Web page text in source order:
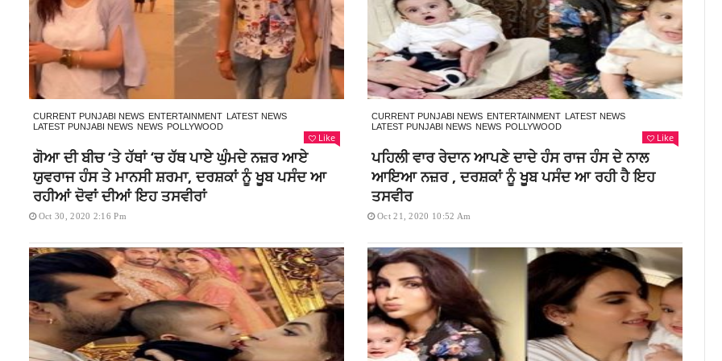
CURRENT PUNJABI NEWS ENTERTAINMENT LATEST NEWS
LATEST PUNJABI NEWS NEWS POLLYWOOD
Like
ਗੋਆ ਦੀ ਬੀਚ ‘ਤੇ ਹੱਥਾਂ ‘ਚ ਹੱਥ ਪਾਏ ਘੁੰਮਦੇ ਨਜ਼ਰ ਆਏ
ਯੁਵਰਾਜ ਹੰਸ ਤੇ ਮਾਨਸੀ ਸ਼ਰਮਾ, ਦਰਸ਼ਕਾਂ ਨੂੰ ਖੂਬ ਪਸੰਦ ਆ
ਰਹੀਆਂ ਦੋਵਾਂ ਦੀਆਂ ਇਹ ਤਸਵੀਰਾਂ
Oct 30, 2020 2:16 Pm
CURRENT PUNJABI NEWS ENTERTAINMENT LATEST NEWS
LATEST PUNJABI NEWS NEWS POLLYWOOD
Like
ਪਹਿਲੀ ਵਾਰ ਰੇਦਾਨ ਆਪਣੇ ਦਾਦੇ ਹੰਸ ਰਾਜ ਹੰਸ ਦੇ ਨਾਲ
ਆਇਆ ਨਜ਼ਰ , ਦਰਸ਼ਕਾਂ ਨੂੰ ਖੂਬ ਪਸੰਦ ਆ ਰਹੀ ਹੈ ਇਹ
ਤਸਵੀਰ
Oct 21, 2020 10:52 Am